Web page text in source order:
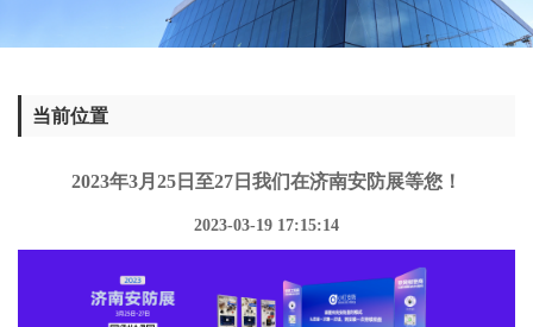
当前位置
2023年3月25日至27日我们在济南安防展等您！
2023-03-19 17:15:14